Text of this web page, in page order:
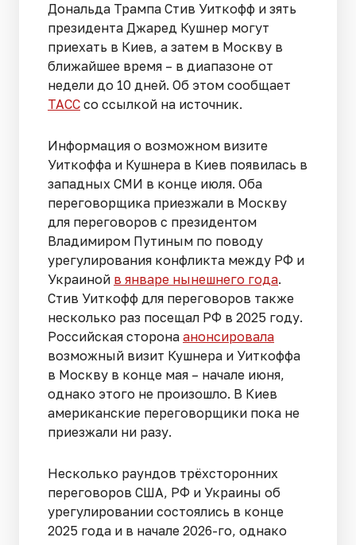
Дональда Трампа Стив Уиткофф и зять
президента Джаред Кушнер могут
приехать в Киев, а затем в Москву в
ближайшее время – в диапазоне от
недели до 10 дней. Об этом сообщает
ТАСС со ссылкой на источник.
Информация о возможном визите
Уиткоффа и Кушнера в Киев появилась в
западных СМИ в конце июля. Оба
переговорщика приезжали в Москву
для переговоров с президентом
Владимиром Путиным по поводу
урегулирования конфликта между РФ и
Украиной в январе нынешнего года.
Стив Уиткофф для переговоров также
несколько раз посещал РФ в 2025 году.
Российская сторона анонсировала
возможный визит Кушнера и Уиткоффа
в Москву в конце мая – начале июня,
однако этого не произошло. В Киев
американские переговорщики пока не
приезжали ни разу.
Несколько раундов трёхсторонних
переговоров США, РФ и Украины об
урегулировании состоялись в конце
2025 года и в начале 2026-го, однако